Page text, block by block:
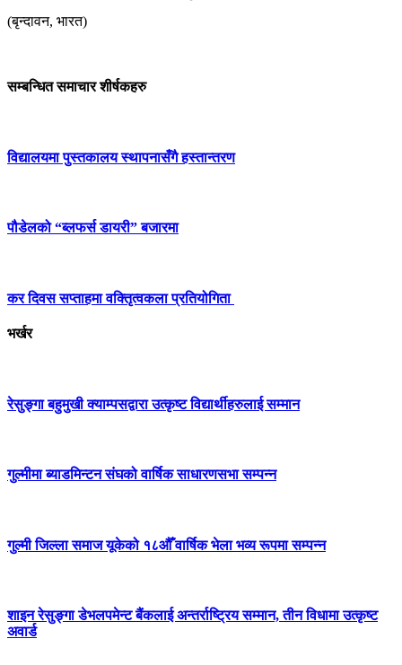
(बृन्दावन, भारत)
सम्बन्धित समाचार शीर्षकहरु
विद्यालयमा पुस्तकालय स्थापनासँगै हस्तान्तरण
पौडेलको “ब्लफर्स डायरी” बजारमा
कर दिवस सप्ताहमा वक्तिृत्वकला प्रतियोगिता
भर्खर
रेसुङ्गा बहुमुखी क्याम्पसद्वारा उत्कृष्ट विद्यार्थीहरुलाई सम्मान
गुल्मीमा ब्याडमिन्टन संघको वार्षिक साधारणसभा सम्पन्न
गुल्मी जिल्ला समाज यूकेको १८औँ वार्षिक भेला भव्य रूपमा सम्पन्न
शाइन रेसुङ्गा डेभलपमेन्ट बैंकलाई अन्तर्राष्ट्रिय सम्मान, तीन विधामा उत्कृष्ट
अवार्ड